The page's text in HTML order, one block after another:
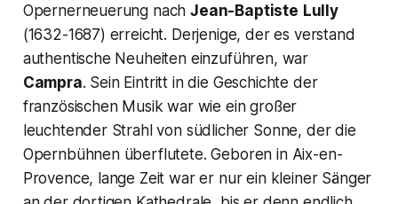
Opernerneuerung nachJean-Baptiste Lully
(1632-1687) erreicht. Derjenige, der es verstand
authentische Neuheiten einzuführen, war
Campra. Sein Eintritt in die Geschichte der
französischen Musik war wie ein großer
leuchtender Strahl von südlicher Sonne, der die
Opernbühnen überflutete. Geboren in Aix-en-
Provence, lange Zeit war er nur ein kleiner Sänger